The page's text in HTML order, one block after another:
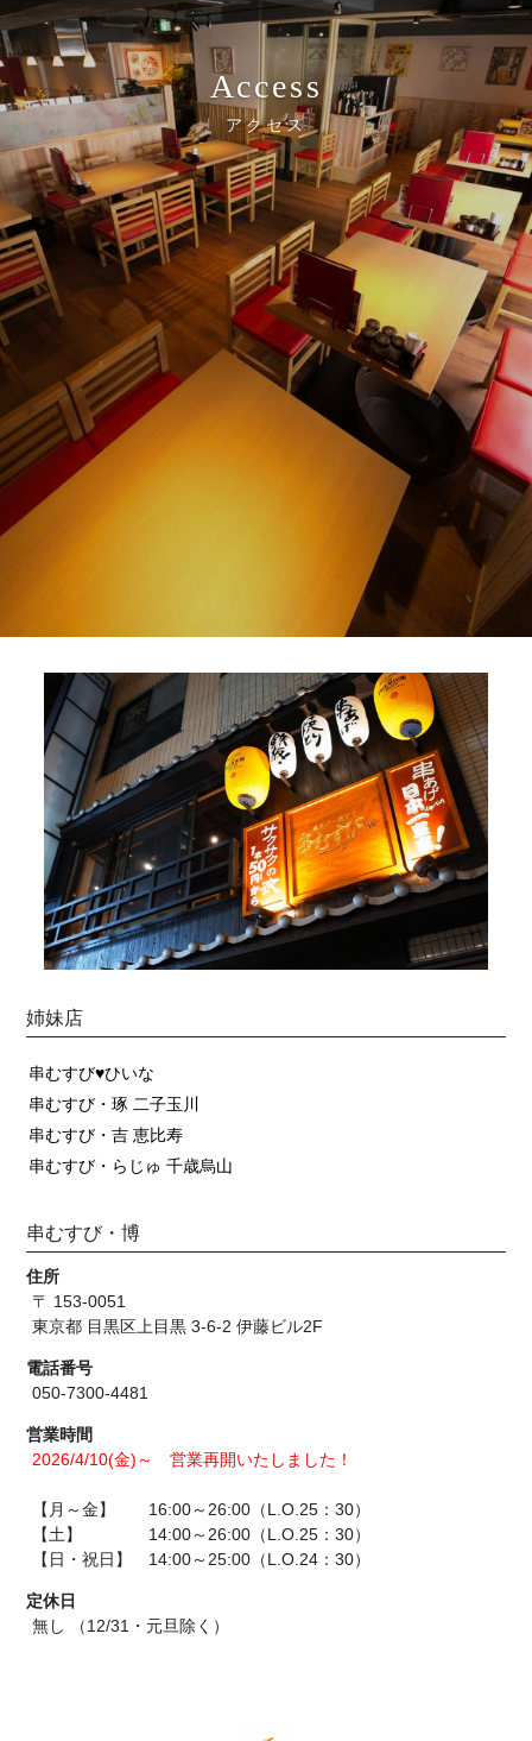
Access
アクセス
姉妹店
串むすび♥ひいな
串むすび・琢 二子玉川
串むすび・吉 恵比寿
串むすび・らじゅ 千歳烏山
串むすび・博
住所
〒 153-0051
東京都 目黒区上目黒 3-6-2 伊藤ビル2F
電話番号
050-7300-4481
営業時間
2026/4/10(金)～ 営業再開いたしました！
【月～金】 16:00～26:00（L.O.25：30）
【土】 14:00～26:00（L.O.25：30）
【日・祝日】 14:00～25:00（L.O.24：30）
定休日
無し （12/31・元旦除く）